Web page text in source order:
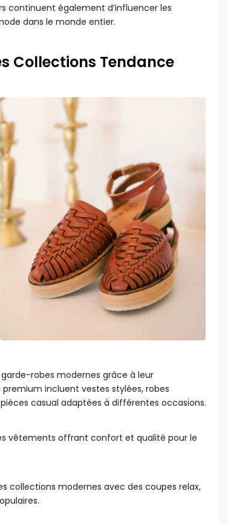
continuent également d’influencer les
dans le monde entier.
Collections Tendance
robes modernes grâce à leur
incluent vestes stylées, robes
casual adaptées à différentes occasions.
vêtements offrant confort et qualité pour le
collections modernes avec des coupes relax,